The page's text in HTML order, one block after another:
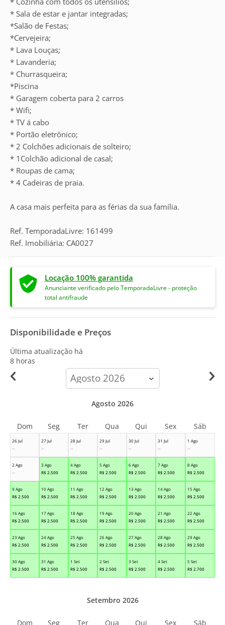
* Sala de estar e jantar integradas;
*Salão de Festas;
*Cervejeira;
* Lava Louças;
* Lavanderia;
* Churrasqueira;
*Piscina
* Garagem coberta para 2 carros
* Wifi;
* TV á cabo
* Portão eletrônico;
* 2 Colchões adicionais de solteiro;
* 1Colchão adicional de casal;
* Roupas de cama;
* 4 Cadeiras de praia.
A casa mais perfeita para as férias da sua família.
Ref. TemporadaLivre: 161499
Ref. Imobiliária: CA0027
Locação 100% garantida
Anunciante verificado pelo TemporadaLivre - proteção
total antifraude
Disponibilidade e Preços
Última atualização há
8 horas
calendar-
month
26 Jul
--
27 Jul
--
28 Jul
--
29 Jul
--
30 Jul
--
31 Jul
--
1 Ago
--
2 Ago
--
3 Ago
R$ 2.500
4 Ago
R$ 2.500
5 Ago
R$ 2.500
6 Ago
R$ 2.500
7 Ago
R$ 2.500
8 Ago
R$ 2.500
9 Ago
R$ 2.500
10 Ago
R$ 2.500
11 Ago
R$ 2.500
12 Ago
R$ 2.500
13 Ago
R$ 2.500
14 Ago
R$ 2.500
15 Ago
R$ 2.500
16 Ago
R$ 2.500
17 Ago
R$ 2.500
18 Ago
R$ 2.500
19 Ago
R$ 2.500
20 Ago
R$ 2.500
21 Ago
R$ 2.500
22 Ago
R$ 2.500
23 Ago
R$ 2.500
24 Ago
R$ 2.500
25 Ago
R$ 2.500
26 Ago
R$ 2.500
27 Ago
R$ 2.500
28 Ago
R$ 2.500
29 Ago
R$ 2.500
30 Ago
R$ 2.500
31 Ago
R$ 2.500
1 Set
R$ 2.500
2 Set
R$ 2.500
3 Set
R$ 2.500
4 Set
R$ 2.500
5 Set
R$ 2.700
Agosto 2026
Dom Seg Ter Qua Qui Sex Sáb
Setembro 2026
Dom Seg Ter Qua Qui Sex Sáb